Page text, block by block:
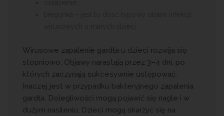
Wirusowe zapalenie gardła u dzieci rozwija się
stopniowo. Objawy narastają przez 3–4 dni, po
których zaczynają sukcesywnie ustępować.
Inaczej jest w przypadku bakteryjnego zapalenia
gardła. Dolegliwości mogą pojawić się nagle i w
dużym nasileniu. Dzieci mogą skarżyć się na